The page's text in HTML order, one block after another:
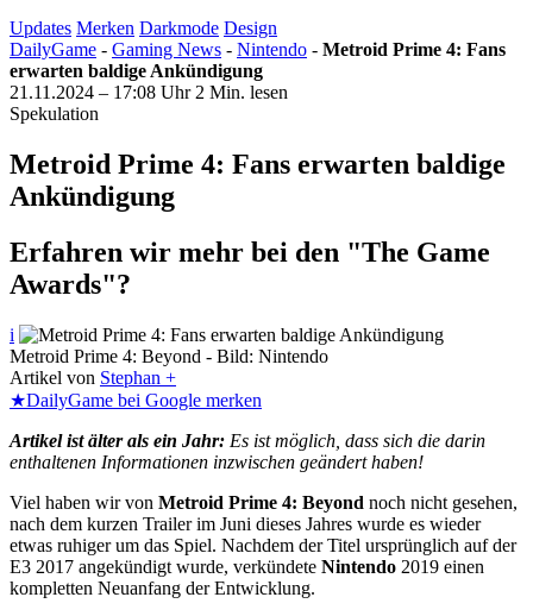
Updates Merken Darkmode Design
DailyGame - Gaming News - Nintendo - Metroid Prime 4: Fans
erwarten baldige Ankündigung
21.11.2024 – 17:08 Uhr 2 Min. lesen
Spekulation
Metroid Prime 4: Fans erwarten baldige
Ankündigung
Erfahren wir mehr bei den "The Game
Awards"?
i
Metroid Prime 4: Beyond - Bild: Nintendo
Artikel von Stephan +
★DailyGame bei Google merken
Artikel ist älter als ein Jahr: Es ist möglich, dass sich die darin
enthaltenen Informationen inzwischen geändert haben!
Viel haben wir von Metroid Prime 4: Beyond noch nicht gesehen,
nach dem kurzen Trailer im Juni dieses Jahres wurde es wieder
etwas ruhiger um das Spiel. Nachdem der Titel ursprünglich auf der
E3 2017 angekündigt wurde, verkündete Nintendo 2019 einen
kompletten Neuanfang der Entwicklung.